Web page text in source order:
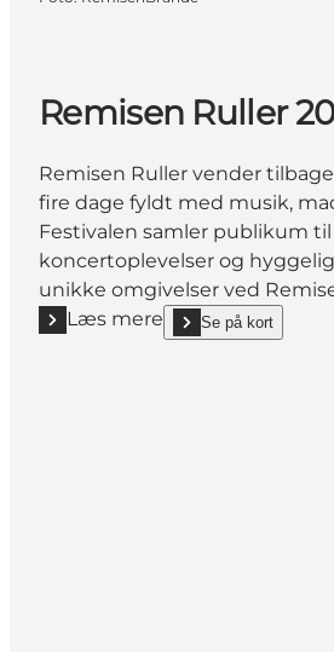
Remisen Ruller
Remisen Ruller vender
fire dage fyldt med musik,
Festivalen samler publikum
koncertoplevelser og
unikke omgivelser ved
Læs mere
Læs mere "Remisen Ruller
Se på kort
show Remisen Ruller